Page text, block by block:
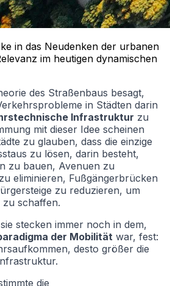
in das Neudenken der urbanen
im heutigen dynamischen
des Straßenbaus besagt,
in Städten darin
Infrastruktur zu
mit dieser Idee scheinen
zu glauben, dass die einzige
zu lösen, darin besteht,
zu bauen, Avenuen zu
eliminieren, Fußgängerbrücken
zu reduzieren, um
schaffen.
stecken immer noch in dem,
der Mobilität war, fest:
desto größer die
die